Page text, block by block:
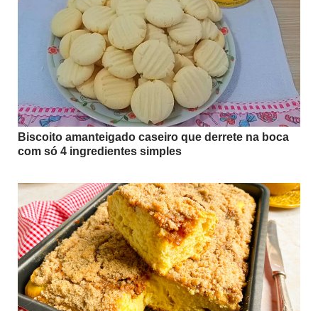
Biscoito amanteigado caseiro que derrete na boca
com só 4 ingredientes simples